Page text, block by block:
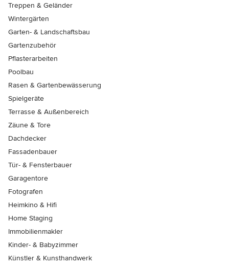
Treppen & Geländer
Wintergärten
Garten- & Landschaftsbau
Gartenzubehör
Pflasterarbeiten
Poolbau
Rasen & Gartenbewässerung
Spielgeräte
Terrasse & Außenbereich
Zäune & Tore
Dachdecker
Fassadenbauer
Tür- & Fensterbauer
Garagentore
Fotografen
Heimkino & Hifi
Home Staging
Immobilienmakler
Kinder- & Babyzimmer
Künstler & Kunsthandwerk